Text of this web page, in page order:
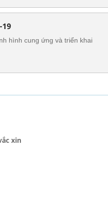
hình cung ứng và triển khai
xin